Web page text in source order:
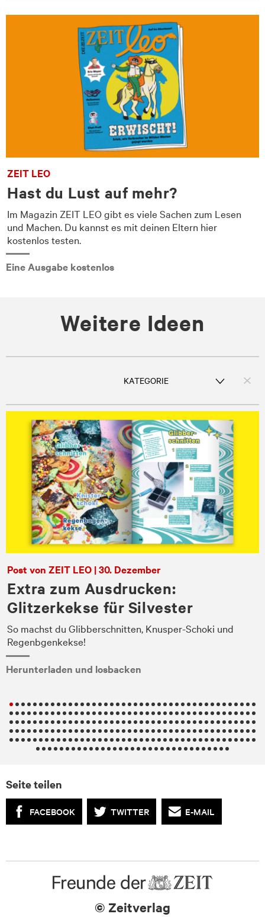
ZEIT LEO
Hast du Lust auf mehr?
Im Magazin ZEIT LEO gibt es viele Sachen zum Lesen
und Machen. Du kannst es mit deinen Eltern hier
kostenlos testen.
Eine Ausgabe kostenlos
Weitere Ideen
Post von ZEIT LEO | 30. Dezember
Extra zum Ausdrucken:
Glitzerkekse für Silvester
So machst du Glibberschnitten, Knusper-Schoki und
Regenbgenkekse!
Herunterladen und losbacken
Seite teilen
FACEBOOK TWITTER E-MAIL
© Zeitverlag